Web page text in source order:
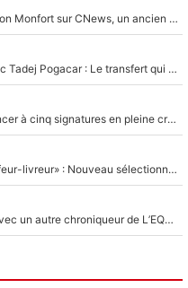
Après le dérapage de Nelson Monfort sur CNews, un ancien journaliste de France Télévisions relance la polémique sur les incendies en Gironde
Paul Seixas chez UAE avec Tadej Pogacar : Le transfert qui effraie le peloton, «c’est la pire des choses qui puisse arriver»
Grégory Lorenzi doit renoncer à cinq signatures en pleine crise financière : L’IA propose sept noms à l’OM pour un mercato réussi... à seulement 5M€ !
«Plus grand, je ferai chauffeur-livreur» : Nouveau sélectionneur des Bleus, Zinédine Zidane s’était imaginé un avenir très différent lorsqu'il était enfant
Johan Micoud en conflit avec un autre chroniqueur de L’EQUIPE du Soir : «Pendant un moment, je ne les ai pas remis ensemble dans l'émission»